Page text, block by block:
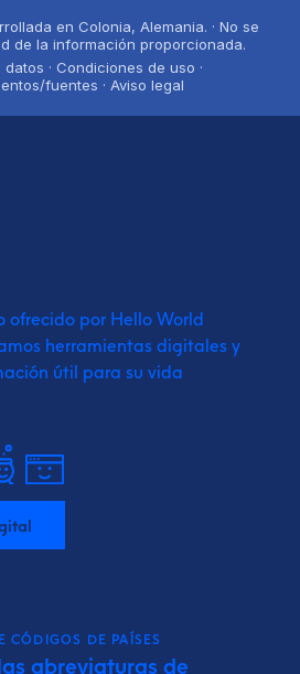
en Colonia, Alemania. · No se
de la información proporcionada.
· Condiciones de uso ·
fuentes · Aviso legal
ofrecido por Hello World
herramientas digitales y
útil para su vida
CÓDIGOS DE PAÍSES
abreviaturas de